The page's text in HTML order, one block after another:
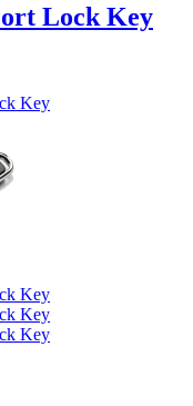
Lock Key